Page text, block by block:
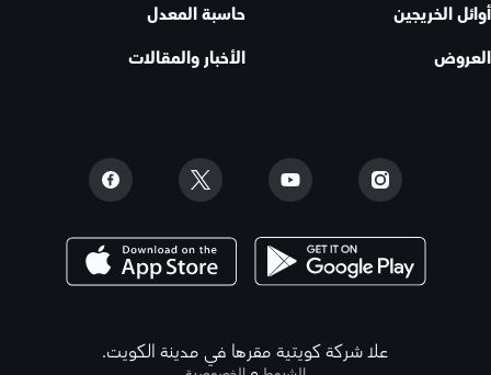
أوائل الخريجين
العروض
حاسبة المعدل
الأخبار والمقالات
علا شركة كويتية مقرها في مدينة الكويت.